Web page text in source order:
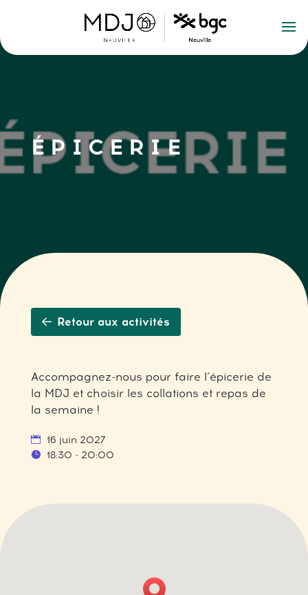
ÉPICERIE
Retour aux activités
Accompagnez-nous pour faire l’épicerie de
la MDJ et choisir les collations et repas de
la semaine !
16 juin 2027
18:30 - 20:00